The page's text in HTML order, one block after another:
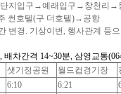
지입구→예래입구→창천리
썬호텔(구 더호텔)→공항
변경. 기상이변, 행사관계 등
배차간격 14~30분, 삼영교통
샛기정공원 월드컵경기장
6:10 6:21